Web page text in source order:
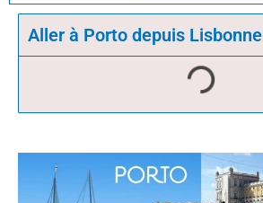
Aller à Porto depuis Lisbonne